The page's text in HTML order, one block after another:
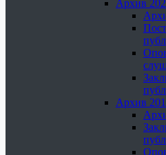
Архив
Архив